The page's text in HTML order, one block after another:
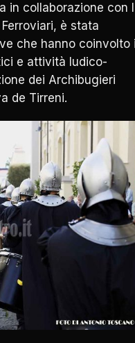
in collaborazione con
è stata
che hanno coinvolto
e attività ludico-
dei Archibugieri
de Tirreni.